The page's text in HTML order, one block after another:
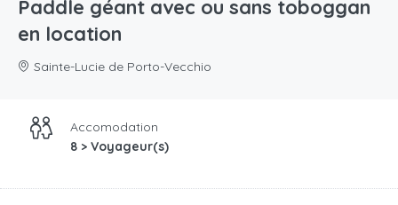
Paddle géant avec ou sans toboggan
en location
Sainte-Lucie de Porto-Vecchio
Accomodation
8 > Voyageur(s)